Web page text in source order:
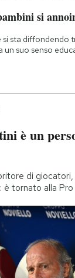
si
si sta diffondendo
un suo senso
è un
di giocatori,
tornato alla